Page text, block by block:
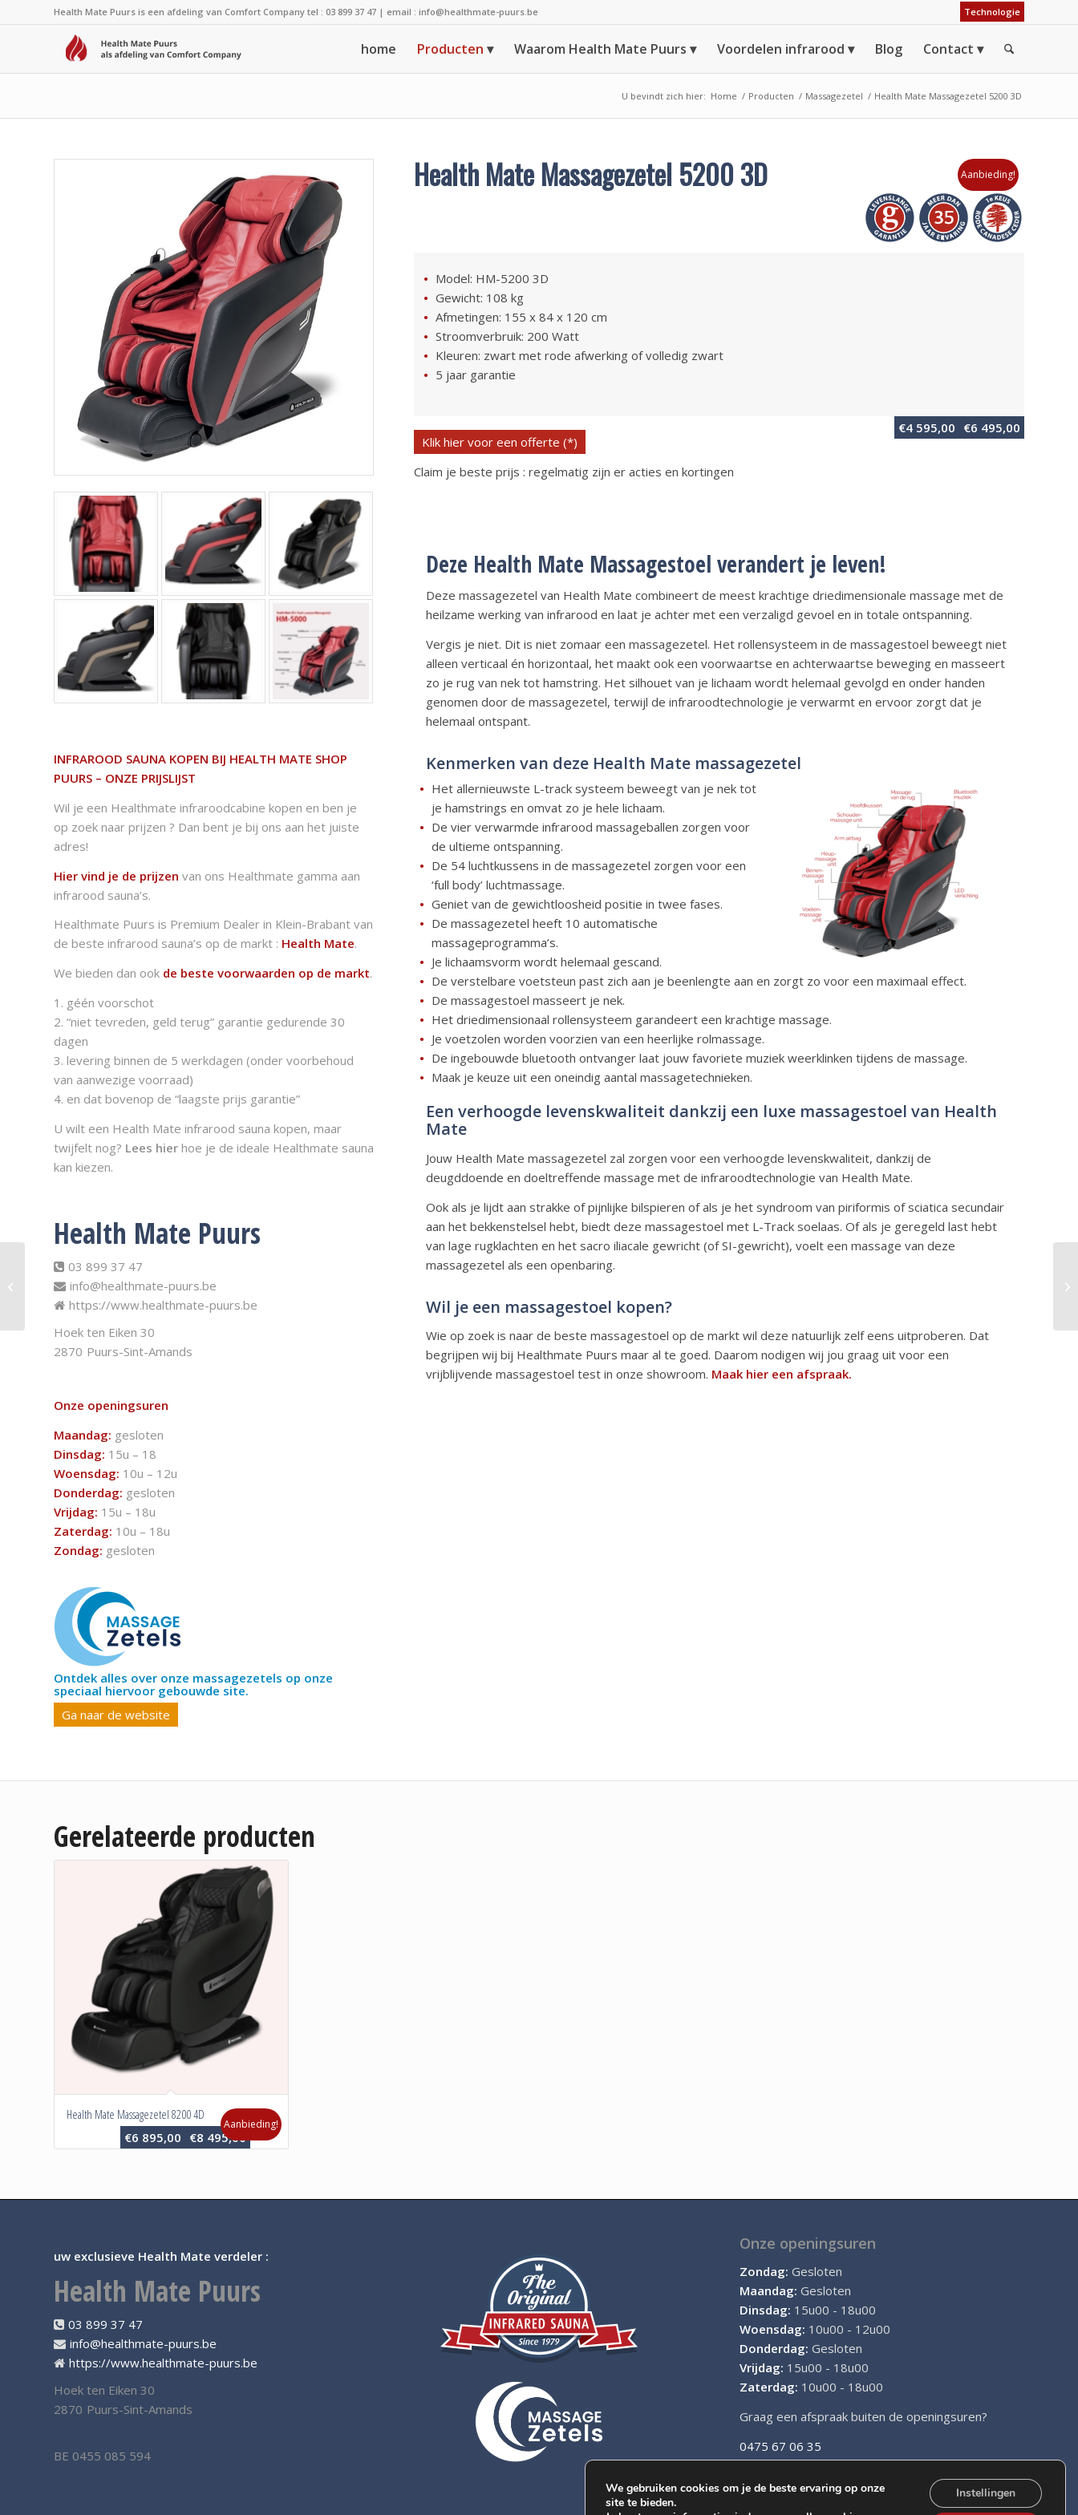
Technologie
Health Mate Puurs is een afdeling van Comfort Company tel : 03 899 37 47 | email : info@healthmate-puurs.be
home Producten Waarom Health Mate Puurs Voordelen infrarood Blog Contact
U bevindt zich hier: Home / Producten / Massagezetel / Health Mate Massagezetel 5200 3D
Aanbieding!
INFRAROOD SAUNA KOPEN BIJ HEALTH MATE SHOP
PUURS – ONZE PRIJSLIJST
Wil je een Healthmate infraroodcabine kopen en ben je
op zoek naar prijzen ? Dan bent je bij ons aan het juiste
adres!
Hier vind je de prijzen van ons Healthmate gamma aan
infrarood sauna’s.
Healthmate Puurs is Premium Dealer in Klein-Brabant van
de beste infrarood sauna’s op de markt : Health Mate.
We bieden dan ook de beste voorwaarden op de markt.
1. géén voorschot
2. “niet tevreden, geld terug” garantie gedurende 30
dagen
3. levering binnen de 5 werkdagen (onder voorbehoud
van aanwezige voorraad)
4. en dat bovenop de “laagste prijs garantie”
U wilt een Health Mate infrarood sauna kopen, maar
twijfelt nog? Lees hier hoe je de ideale Healthmate sauna
kan kiezen.
Health Mate Puurs
03 899 37 47
info@healthmate-puurs.be
https://www.healthmate-puurs.be
Hoek ten Eiken 30
2870 Puurs-Sint-Amands
Onze openingsuren
Maandag: gesloten
Dinsdag: 15u – 18
Woensdag: 10u – 12u
Donderdag: gesloten
Vrijdag: 15u – 18u
Zaterdag: 10u – 18u
Zondag: gesloten
Ontdek alles over onze massagezetels op onze
speciaal hiervoor gebouwde site.
Ga naar de website
Health Mate Massagezetel 5200 3D
Model: HM-5200 3D
Gewicht: 108 kg
Afmetingen: 155 x 84 x 120 cm
Stroomverbruik: 200 Watt
Kleuren: zwart met rode afwerking of volledig zwart
5 jaar garantie
€6 495,00
prijs
was:
€4 595,00
prijs
is:
Klik hier voor een offerte (*)
Claim je beste prijs : regelmatig zijn er acties en kortingen
Deze Health Mate Massagestoel verandert je leven!
Deze massagezetel van Health Mate combineert de meest krachtige driedimensionale massage met de
heilzame werking van infrarood en laat je achter met een verzaligd gevoel en in totale ontspanning.
Vergis je niet. Dit is niet zomaar een massagezetel. Het rollensysteem in de massagestoel beweegt niet
alleen verticaal én horizontaal, het maakt ook een voorwaartse en achterwaartse beweging en masseert
zo je rug van nek tot hamstring. Het silhouet van je lichaam wordt helemaal gevolgd en onder handen
genomen door de massagezetel, terwijl de infraroodtechnologie je verwarmt en ervoor zorgt dat je
helemaal ontspant.
Kenmerken van deze Health Mate massagezetel
Het allernieuwste L-track systeem beweegt van je nek tot
je hamstrings en omvat zo je hele lichaam.
De vier verwarmde infrarood massageballen zorgen voor
de ultieme ontspanning.
De 54 luchtkussens in de massagezetel zorgen voor een
‘full body’ luchtmassage.
Geniet van de gewichtloosheid positie in twee fases.
De massagezetel heeft 10 automatische
massageprogramma’s.
Je lichaamsvorm wordt helemaal gescand.
De verstelbare voetsteun past zich aan je beenlengte aan en zorgt zo voor een maximaal effect.
De massagestoel masseert je nek.
Het driedimensionaal rollensysteem garandeert een krachtige massage.
Je voetzolen worden voorzien van een heerlijke rolmassage.
De ingebouwde bluetooth ontvanger laat jouw favoriete muziek weerklinken tijdens de massage.
Maak je keuze uit een oneindig aantal massagetechnieken.
Een verhoogde levenskwaliteit dankzij een luxe massagestoel van Health
Mate
Jouw Health Mate massagezetel zal zorgen voor een verhoogde levenskwaliteit, dankzij de
deugddoende en doeltreffende massage met de infraroodtechnologie van Health Mate.
Ook als je lijdt aan strakke of pijnlijke bilspieren of als je het syndroom van piriformis of sciatica secundair
aan het bekkenstelsel hebt, biedt deze massagestoel met L-Track soelaas. Of als je geregeld last hebt
van lage rugklachten en het sacro iliacale gewricht (of SI-gewricht), voelt een massage van deze
massagezetel als een openbaring.
Wil je een massagestoel kopen?
Wie op zoek is naar de beste massagestoel op de markt wil deze natuurlijk zelf eens uitproberen. Dat
begrijpen wij bij Healthmate Puurs maar al te goed. Daarom nodigen wij jou graag uit voor een
vrijblijvende massagestoel test in onze showroom. Maak hier een afspraak.
Gerelateerde producten
Health Mate Massagezetel 8200 4D
€8 495,00
Oorspronkelijke
prijs
€6 895,00
prijs
Aanbieding!
uw exclusieve Health Mate verdeler :
Health Mate Puurs
03 899 37 47
info@healthmate-puurs.be
https://www.healthmate-puurs.be
Hoek ten Eiken 30
2870 Puurs-Sint-Amands
BE 0455 085 594
Onze openingsuren
Zondag: Gesloten
Maandag: Gesloten
Dinsdag: 15u00 - 18u00
Woensdag: 10u00 - 12u00
Donderdag: Gesloten
Vrijdag: 15u00 - 18u00
Zaterdag: 10u00 - 18u00
Graag een afspraak buiten de openingsuren?
0475 67 06 35
Health Mate
Infraroodcabine: HM-
CSE-5-BT-Professional
We gebruiken cookies om je de beste ervaring op onze
site te bieden.
Instellingen